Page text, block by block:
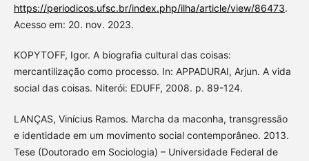
https://periodicos.ufsc.br/index.php/ilha/article/view/86473.
Acesso em: 20. nov. 2023.
KOPYTOFF, Igor. A biografia cultural das coisas:
mercantilização como processo. In: APPADURAI, Arjun. A vida
social das coisas. Niterói: EDUFF, 2008. p. 89-124.
LANÇAS, Vinícius Ramos. Marcha da maconha, transgressão
e identidade em um movimento social contemporâneo. 2013.
Tese (Doutorado em Sociologia) – Universidade Federal de